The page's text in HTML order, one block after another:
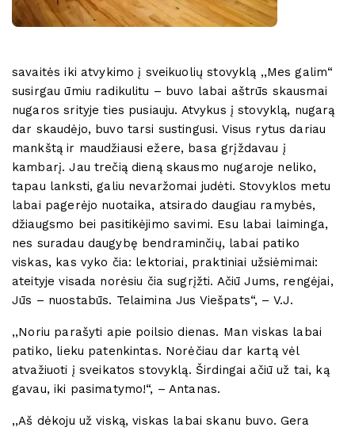
savaitės iki atvykimo į sveikuolių stovyklą ,,Mes galim“
susirgau ūmiu radikulitu – buvo labai aštrūs skausmai
nugaros srityje ties pusiauju. Atvykus į stovyklą, nugarą
dar skaudėjo, buvo tarsi sustingusi. Visus rytus dariau
mankštą ir maudžiausi ežere, basa grįždavau į
kambarį. Jau trečią dieną skausmo nugaroje neliko,
tapau lanksti, galiu nevaržomai judėti. Stovyklos metu
labai pagerėjo nuotaika, atsirado daugiau ramybės,
džiaugsmo bei pasitikėjimo savimi. Esu labai laiminga,
nes suradau daugybę bendraminčių, labai patiko
viskas, kas vyko čia: lektoriai, praktiniai užsiėmimai:
ateityje visada norėsiu čia sugrįžti. Ačiū Jums, rengėjai,
Jūs – nuostabūs. Telaimina Jus Viešpats“, – V.J.
,,Noriu parašyti apie poilsio dienas. Man viskas labai
patiko, lieku patenkintas. Norėčiau dar kartą vėl
atvažiuoti į sveikatos stovyklą. Širdingai ačiū už tai, ką
gavau, iki pasimatymo!“, – Antanas.
,,Aš dėkoju už viską, viskas labai skanu buvo. Gera